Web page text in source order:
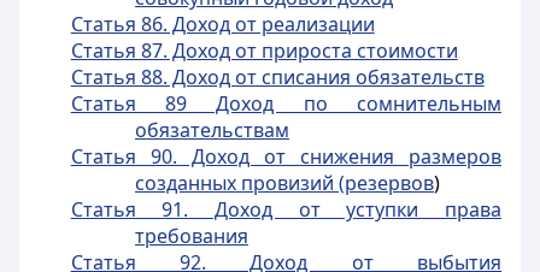
Статья 86. Доход от реализации
Статья 87. Доход от прироста стоимости
Статья 88. Доход от списания обязательств
Статья 89 Доход по сомнительным
обязательствам
Статья 90. Доход от снижения размеров
созданных провизий (резервов)
Статья 91. Доход от уступки права
требования
Статья 92. Доход от выбытия